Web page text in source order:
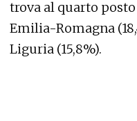
trova al quarto
Emilia-Romagna
Liguria (15,8%).